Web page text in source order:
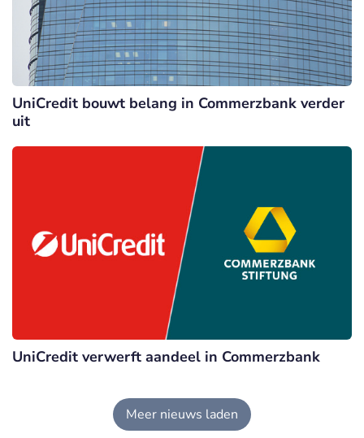
UniCredit bouwt belang in Commerzbank verder
uit
UniCredit verwerft aandeel in Commerzbank
Meer nieuws laden